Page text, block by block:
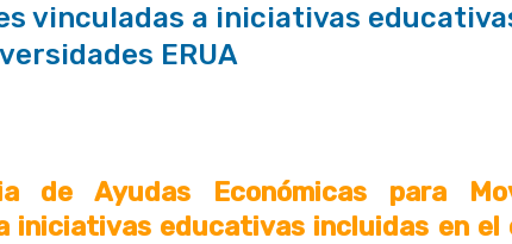
vinculadas a iniciativas
ERUA
de Ayudas Económicas para
iniciativas educativas incluidas en el